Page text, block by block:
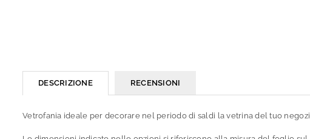
DESCRIZIONE RECENSIONI
Vetrofania ideale per decorare nel periodo di saldi la vetrina del tuo